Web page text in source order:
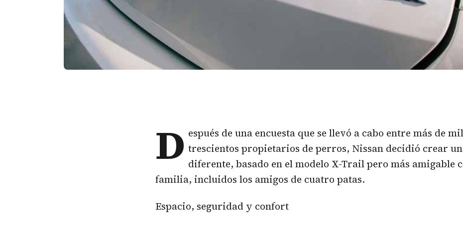
D espués de una encuesta que se llevó a cabo entre más de mil
trescientos propietarios de perros, Nissan decidió crear
diferente, basado en el modelo X-Trail pero más amigable
familia, incluidos los amigos de cuatro patas.
Espacio, seguridad y confort